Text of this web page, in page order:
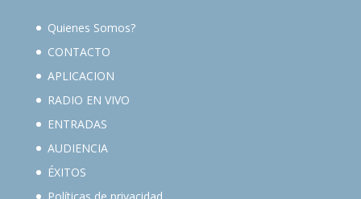
Quienes Somos?
CONTACTO
APLICACION
RADIO EN VIVO
ENTRADAS
AUDIENCIA
ÉXITOS